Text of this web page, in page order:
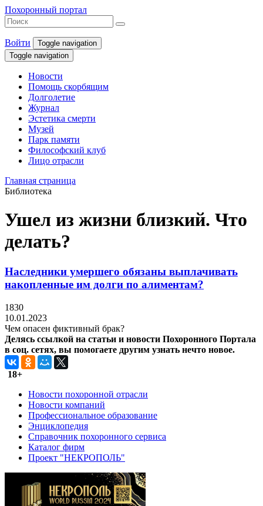
Похоронный портал
Войти
Toggle navigation
Toggle navigation
Новости
Помощь скорбящим
Долголетие
Журнал
Эстетика смерти
Музей
Парк памяти
Философский клуб
Лицо отрасли
Главная страница
Библиотека
Ушел из жизни близкий. Что
делать?
Наследники умершего обязаны выплачивать
накопленные им долги по алиментам?
1830
10.01.2023
Чем опасен фиктивный брак?
Делясь ссылкой на статьи и новости Похоронного Портала
в соц. сетях, вы помогаете другим узнать нечто новое.
18+
Новости похоронной отрасли
Новости компаний
Профессиональное образование
Энциклопедия
Справочник похоронного сервиса
Каталог фирм
Проект "НЕКРОПОЛЬ"